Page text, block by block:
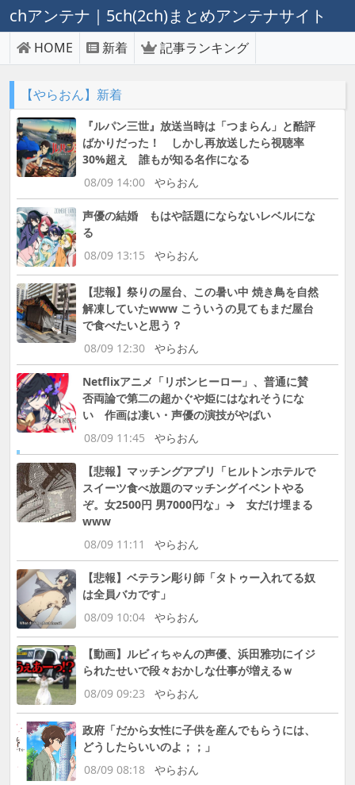
chアンテナ｜5ch(2ch)まとめアンテナサイト
HOME 新着 記事ランキング
【やらおん】新着
『ルパン三世』放送当時は「つまらん」と酷評
ばかりだった！ しかし再放送したら視聴率
30%超え 誰もが知る名作になる
08/09 14:00
やらおん
声優の結婚 もはや話題にならないレベルにな
る
08/09 13:15
やらおん
【悲報】祭りの屋台、この暑い中 焼き鳥を自然
解凍していたwww こういうの見てもまだ屋台
で食べたいと思う？
08/09 12:30
やらおん
Netflixアニメ「リボンヒーロー」、普通に賛
否両論で第二の超かぐや姫にはなれそうにな
い 作画は凄い・声優の演技がやばい
08/09 11:45
やらおん
【悲報】マッチングアプリ「ヒルトンホテルで
スイーツ食べ放題のマッチングイベントやる
ぞ。女2500円 男7000円な」→ 女だけ埋まる
www
08/09 11:11
やらおん
【悲報】ベテラン彫り師「タトゥー入れてる奴
は全員バカです」
08/09 10:04
やらおん
【動画】ルビィちゃんの声優、浜田雅功にイジ
られたせいで段々おかしな仕事が増えるｗ
08/09 09:23
やらおん
政府「だから女性に子供を産んでもらうには、
どうしたらいいのよ；；」
08/09 08:18
やらおん